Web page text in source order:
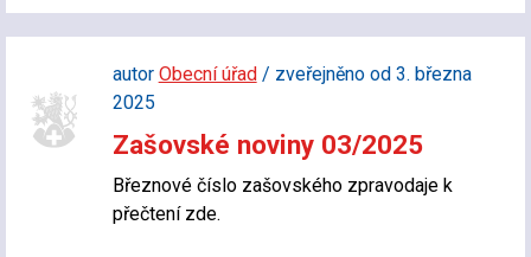
autor Obecní úřad/ zveřejněno od 3. března
2025
Zašovské noviny 03/2025
Březnové číslo zašovského zpravodaje k
přečtení zde.